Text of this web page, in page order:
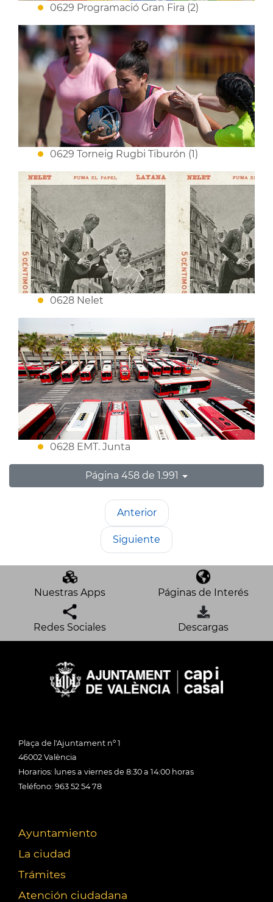
0629 Programació Gran Fira (2)
0629 Torneig Rugbi Tiburón (1)
0628 Nelet
0628 EMT. Junta
Página 458 de 1.991
Anterior
Siguiente
Nuestras Apps Páginas de Interés
Redes Sociales Descargas
Plaça de l'Ajuntament nº 1
46002 València
Horarios: lunes a viernes de 8:30 a 14:00 horas
Teléfono: 963 52 54 78
Ayuntamiento
La ciudad
Trámites
Atención ciudadana